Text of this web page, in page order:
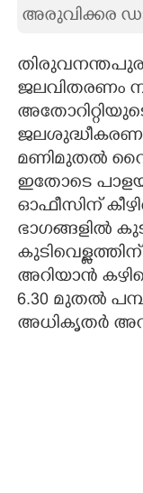
LITERATURE
ZOOM
CONTACT US
അരുവിക്കര
ജലവിതരണം
മണിമുതൽ
ഇതോടെ
ഓഫീസിന്
ഭാഗങ്ങളിൽ
അറിയാൻ
6.30 മുതൽ
അധികൃതർ